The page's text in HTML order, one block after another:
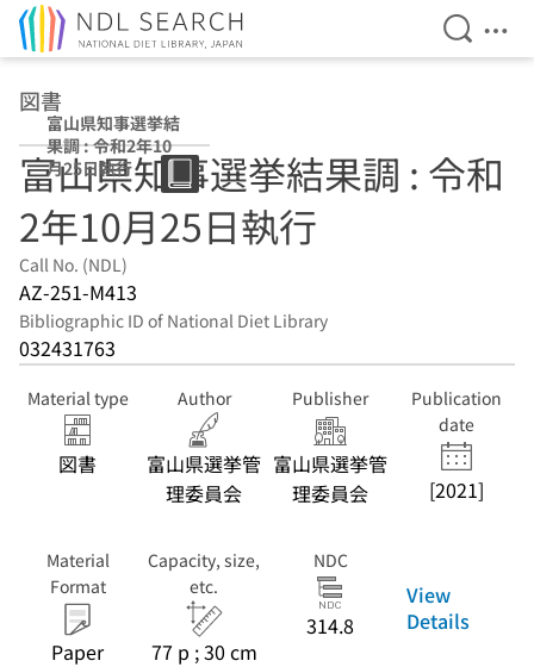
Open
図書
富山県知事選挙結
果調 : 令和2年10
月25日執行
富山県知事選挙結果調 : 令和
2年10月25日執行
Call No. (NDL)
AZ-251-M413
Bibliographic ID of National Diet Library
032431763
Material type
図書
Author
富山県選挙管
理委員会
Publisher
富山県選挙管
理委員会
Publication
date
[2021]
Material
Format
Paper
Capacity, size,
etc.
77 p ; 30 cm
NDC
314.8
View
Details